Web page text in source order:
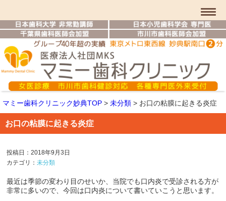
マミー歯科クリニック妙典TOP > 未分類 > お口の粘膜に起きる炎症
お口の粘膜に起きる炎症
投稿日：2018年9月3日
カテゴリ：未分類
最近は季節の変わり目のせいか、当院でも口内炎で受診される方が
非常に多いので、今回は口内炎について書いていこうと思います。